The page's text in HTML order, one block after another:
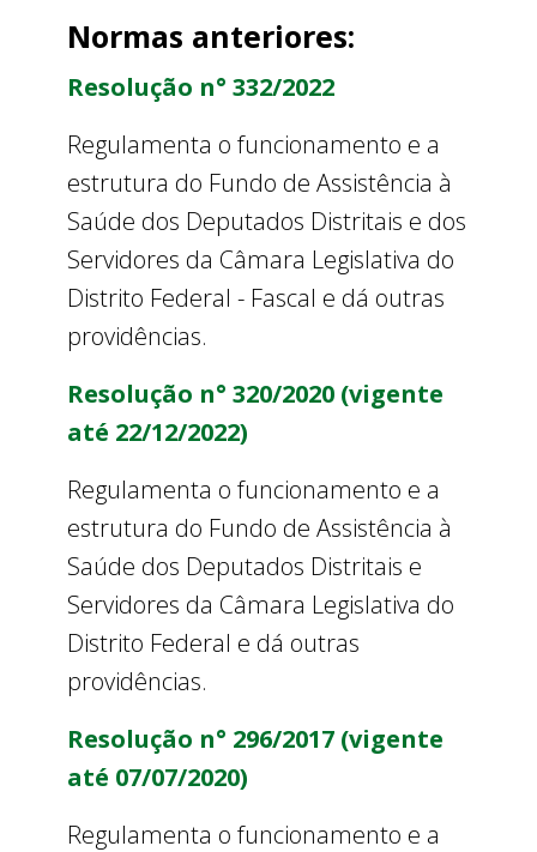
Normas anteriores:
Resolução n° 332/2022
Regulamenta o funcionamento e a
estrutura do Fundo de Assistência à
Saúde dos Deputados Distritais e dos
Servidores da Câmara Legislativa do
Distrito Federal - Fascal e dá outras
providências.
Resolução n° 320/2020 (vigente
até 22/12/2022)
Regulamenta o funcionamento e a
estrutura do Fundo de Assistência à
Saúde dos Deputados Distritais e
Servidores da Câmara Legislativa do
Distrito Federal e dá outras
providências.
Resolução n° 296/2017 (vigente
até 07/07/2020)
Regulamenta o funcionamento e a